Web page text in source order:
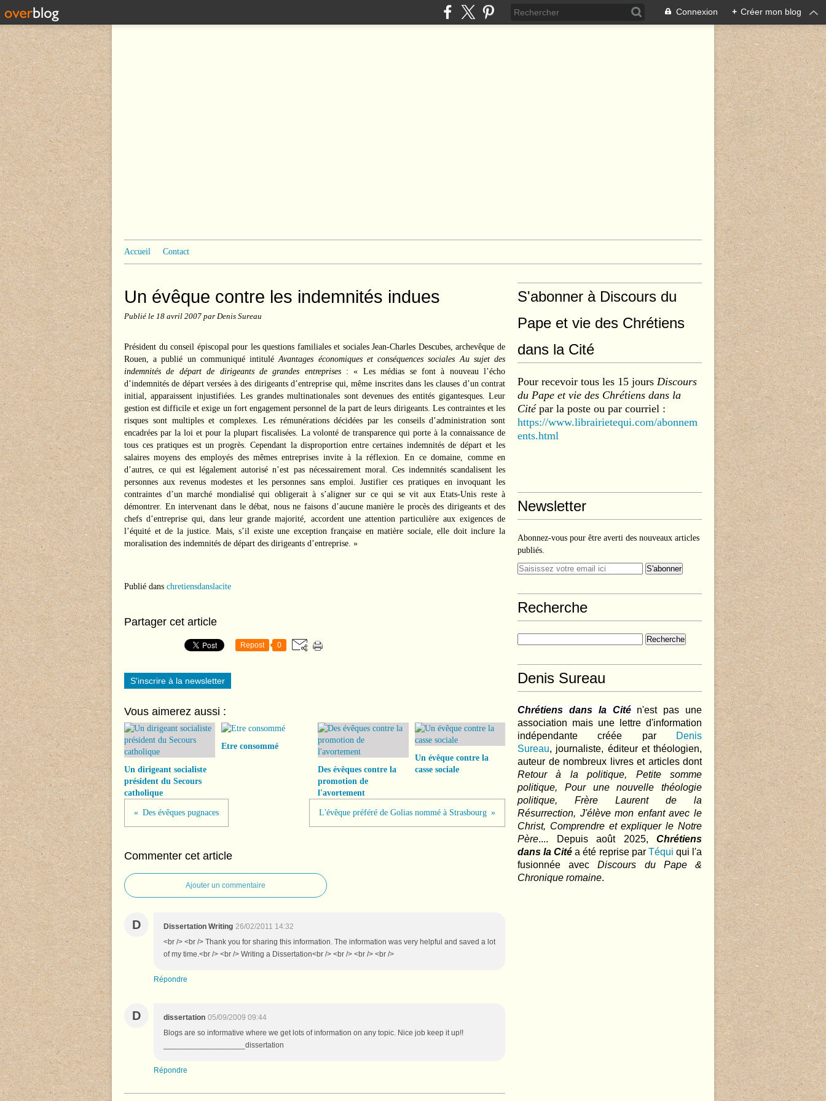
Connexion + Créer mon blog
Accueil Contact
Un évêque contre les indemnités indues
Publié le 18 avril 2007 par Denis Sureau
Président du conseil épiscopal pour les questions familiales et sociales Jean-Charles Descubes, archevêque de
Rouen, a publié un communiqué intituléAvantages économiques et conséquences sociales Au sujetdes
indemnités de départ de dirigeants de grandes entreprises: « Les médias se font à nouveau l’écho
d’indemnités de départ versées à des dirigeants d’entreprise qui, même inscrites dans les clauses d’un contrat
initial, apparaissent injustifiées. Les grandes multinationales sont devenues des entités gigantesques. Leur
gestion est difficile et exige un fort engagement personnel de la part de leurs dirigeants. Les contraintes et les
risques sont multiples et complexes. Les rémunérations décidées par les conseils d’administration sont
encadrées par la loi et pour la plupart fiscalisées. La volonté de transparence qui porte à la connaissance de
tous ces pratiques est un progrès. Cependant la disproportion entre certaines indemnités de départ et les
salaires moyens des employés des mêmes entreprises invite à la réflexion. En ce domaine, comme en
d’autres, ce qui est légalement autorisé n’est pas nécessairement moral. Ces indemnités scandalisent les
personnes aux revenus modestes et les personnes sans emploi. Justifier ces pratiques en invoquant les
contraintes d’un marché mondialisé qui obligerait à s’aligner sur ce qui se vit aux Etats-Unis reste à
démontrer. En intervenant dans le débat, nous ne faisons d’aucune manière le procès des dirigeants et des
chefs d’entreprise qui, dans leur grande majorité, accordent une attention particulière aux exigences de
l’équité et de la justice. Mais, s’il existe une exception française en matière sociale, elle doit inclure la
moralisation des indemnités de départ des dirigeants d’entreprise. »
Publié dans chretiensdanslacite
Partager cet article
Repost 0
S'inscrire à la newsletter
Vous aimerez aussi :
Un dirigeant socialiste
président du Secours
catholique
Etre consommé
Des évêques contre la
promotion de
l'avortement
Un évêque contre la
casse sociale
Des évêques pugnaces L'évêque préféré de Golias nommé à Strasbourg
Commenter cet article
Ajouter un commentaire
D Dissertation Writing 26/02/2011 14:32
<br /> <br /> Thank you for sharing this information. The information was very helpful and saved a lot
of my time.<br /> <br /> Writing a Dissertation<br /> <br /> <br /> <br />
Répondre
D dissertation 05/09/2009 09:44
Blogs are so informative where we get lots of information on any topic. Nice job keep it up!!
___________________dissertation
Répondre
S'abonner à Discours du
Pape et vie des Chrétiens
dans la Cité
Pour recevoir tous les 15 jours Discours
du Pape et vie des Chrétiens dans la
Citépar la poste ou par courriel :
https://www.librairietequi.com/abonnem
ents.html
Newsletter
Abonnez-vous pour être averti des nouveaux articles
publiés.
Recherche
Denis Sureau
Chrétiens dans la Cité
n'est pas une
association mais une lettre d'information
indépendante créée par
Denis
Sureau, journaliste, éditeur et théologien,
auteur de nombreux livres et articles dont
Retour à la politique, Petite somme
politique, Pour une nouvelle théologie
politique, Frère Laurent de la
Résurrection, J'élève mon enfant avec le
Christ, Comprendre et expliquer le Notre
Père.... Depuis août 2025, Chrétiens
dans la Cité a été reprise par Téqui qui l'a
fusionnée avecDiscours du Pape &
Chronique romaine.